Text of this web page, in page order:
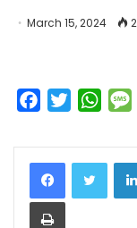
March 15, 2024
c
e
b
o
i
t
t
W
a
t
s
a
Print